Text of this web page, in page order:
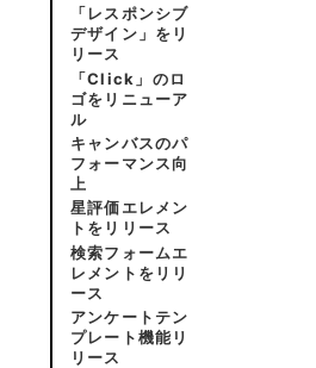
「レスポンシブ
デザイン」をリ
リース
「Click」のロ
ゴをリニューア
ル
キャンバスのパ
フォーマンス向
上
星評価エレメン
トをリリース
検索フォームエ
レメントをリリ
ース
アンケートテン
プレート機能リ
リース